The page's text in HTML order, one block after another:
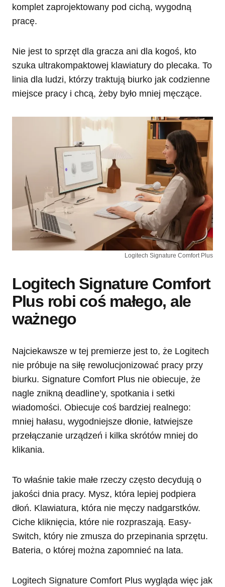
komplet zaprojektowany pod cichą, wygodną
pracę.
Nie jest to sprzęt dla gracza ani dla kogoś, kto
szuka ultrakompaktowej klawiatury do plecaka. To
linia dla ludzi, którzy traktują biurko jak codzienne
miejsce pracy i chcą, żeby było mniej męczące.
Logitech Signature Comfort Plus
Logitech Signature Comfort
Plus robi coś małego, ale
ważnego
Najciekawsze w tej premierze jest to, że Logitech
nie próbuje na siłę rewolucjonizować pracy przy
biurku. Signature Comfort Plus nie obiecuje, że
nagle znikną deadline’y, spotkania i setki
wiadomości. Obiecuje coś bardziej realnego:
mniej hałasu, wygodniejsze dłonie, łatwiejsze
przełączanie urządzeń i kilka skrótów mniej do
klikania.
To właśnie takie małe rzeczy często decydują o
jakości dnia pracy. Mysz, która lepiej podpiera
dłoń. Klawiatura, która nie męczy nadgarstków.
Ciche kliknięcia, które nie rozpraszają. Easy-
Switch, który nie zmusza do przepinania sprzętu.
Bateria, o której można zapomnieć na lata.
Logitech Signature Comfort Plus wygląda więc jak